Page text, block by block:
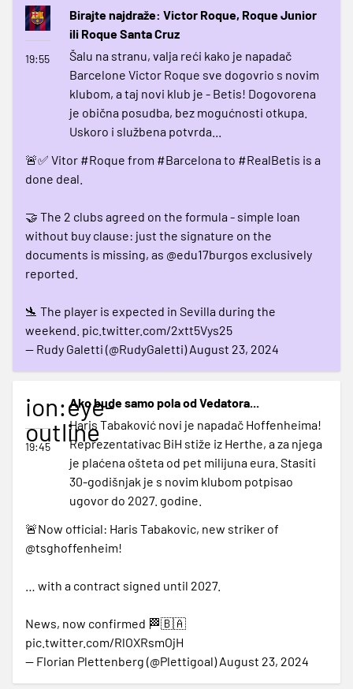
19:55
Birajte najdraže: Victor Roque, Roque Junior
ili Roque Santa Cruz
Šalu na stranu, valja reći kako je napadač
Barcelone Victor Roque sve dogovrio s novim
klubom, a taj novi klub je - Betis! Dogovorena
je obična posudba, bez mogućnosti otkupa.
Uskoro i službena potvrda...
🚨✅ Vitor #Roque from #Barcelonato #RealBetis is a
done deal.
🤝 The 2 clubs agreed on the formula - simple loan
without buy clause: just the signature on the
documents is missing, as @edu17burgos exclusively
reported.
🛬 The player is expected in Sevilla during the
weekend. pic.twitter.com/2xtt5Vys25
— Rudy Galetti (@RudyGaletti)August 23, 2024
ion:eye-
outline
19:45
Ako bude samo pola od Vedatora...
Haris Tabaković novi je napadač Hoffenheima!
Reprezentativac BiH stiže iz Herthe, a za njega
je plaćena ošteta od pet milijuna eura. Stasiti
30-godišnjak je s novim klubom potpisao
ugovor do 2027. godine.
🚨Now official: Haris Tabakovic, new striker of
@tsghoffenheim!
… with a contract signed until 2027.
News, now confirmed 🏁🇧🇦
pic.twitter.com/RlOXRsmOjH
— Florian Plettenberg (@Plettigoal)August 23, 2024